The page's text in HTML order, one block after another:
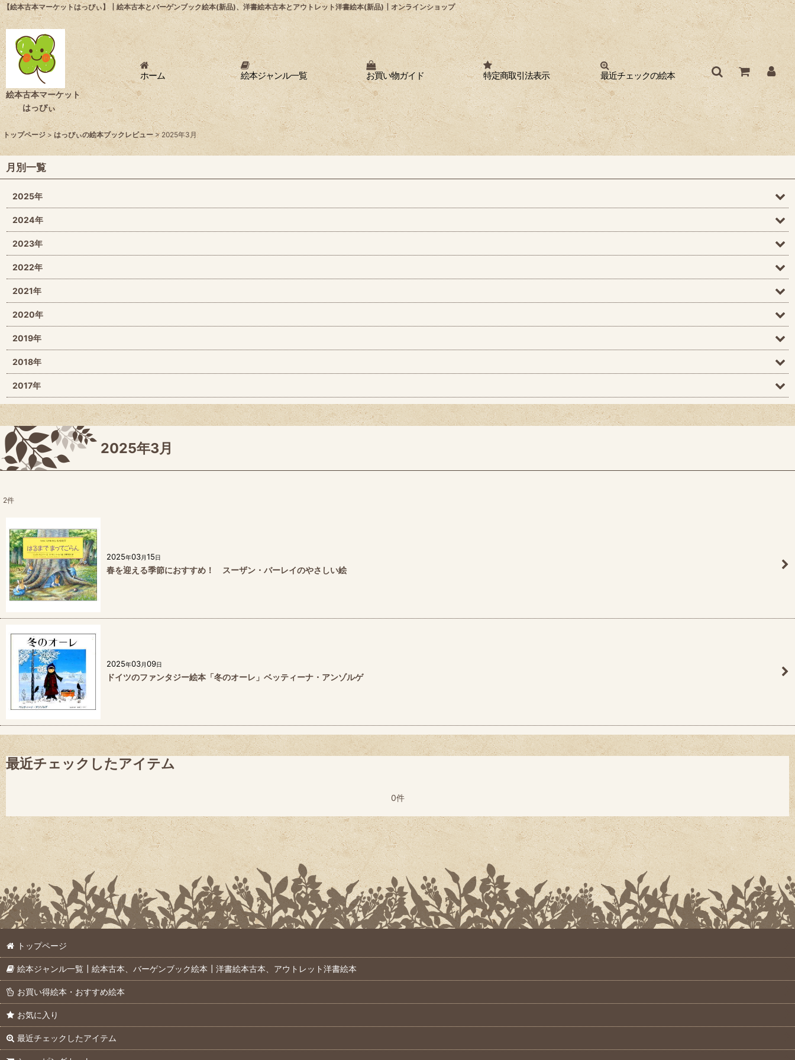
【絵本古本マーケットはっぴぃ】┃絵本古本とバーゲンブック絵本(新品)、洋書絵本古本とアウトレット洋書絵本(新品)┃オンラインショップ
絵本古本マーケット
はっぴぃ
ホーム 絵本ジャンル一覧 お買い物ガイド 特定商取引法表示 最近チェックの絵本
トップページ > はっぴぃの絵本ブックレビュー > 2025年3月
2025年3月
2件
2025年03月15日
春を迎える季節におすすめ！ スーザン・バーレイのやさしい絵
2025年03月09日
ドイツのファンタジー絵本「冬のオーレ」ベッティーナ・アンゾルゲ
月別一覧
2025年
2024年
2023年
2022年
2021年
2020年
2019年
2018年
2017年
最近チェックしたアイテム
0件
トップページ
絵本ジャンル一覧┃絵本古本、バーゲンブック絵本┃洋書絵本古本、アウトレット洋書絵本
お買い得絵本・おすすめ絵本
お気に入り
最近チェックしたアイテム